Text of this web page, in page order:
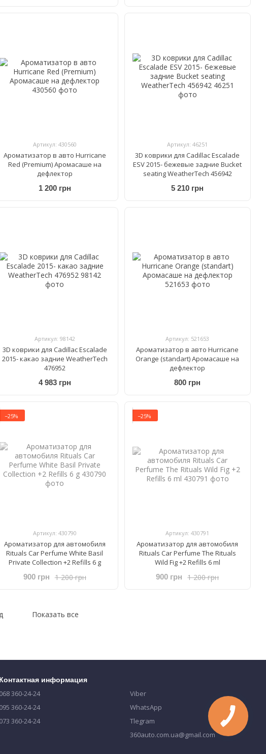
Артикул: 430560
Ароматизатор в авто Hurricane
Red (Premium) Аромасаше на
дефлектор
1 200 грн
Артикул: 46251
3D коврики для Cadillac Escalade
ESV 2015- бежевые задние Bucket
seating WeatherTech 456942
5 210 грн
Артикул: 98142
3D коврики для Cadillac Escalade
2015- какао задние WeatherTech
476952
4 983 грн
Артикул: 521653
Ароматизатор в авто Hurricane
Orange (standart) Аромасаше на
дефлектор
800 грн
−25%
Артикул: 430790
Ароматизатор для автомобиля
Rituals ​Car Perfume ​White Basil
Private Collection +2 Refills 6 g
1 200 грн
900 грн
−25%
Артикул: 430791
Ароматизатор для автомобиля
Rituals ​Car Perfume The Rituals
Wild Fig +2 Refills 6 ml
1 200 грн
900 грн
Показать все
Контактная информация
068 360-24-24
095 360-24-24
073 360-24-24
Viber
WhatsApp
Tlegram
360auto.com.ua@gmail.com